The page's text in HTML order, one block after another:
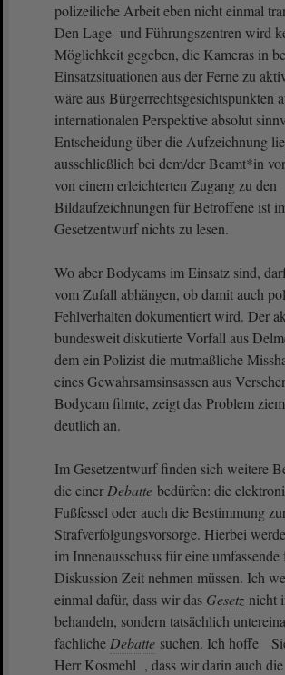
polizeiliche Arbeit eben nicht einmal
Den Lage- und Führungszentren wird
Möglichkeit gegeben, die Kameras in
Einsatzsituationen aus der Ferne zu
wäre aus Bürgerrechtsgesichtspunkten
internationalen Perspektive absolut
Entscheidung über die Aufzeichnung
ausschließlich bei dem/der Beamt*in
von einem erleichterten Zugang zu den
Bildaufzeichnungen für Betroffene ist
Gesetzentwurf nichts zu lesen.
Wo aber Bodycams im Einsatz sind,
vom Zufall abhängen, ob damit auch
Fehlverhalten dokumentiert wird. Der
bundesweit diskutierte Vorfall aus
dem ein Polizist die mutmaßliche
eines Gewahrsamsinsassen aus
Bodycam filmte, zeigt das Problem
deutlich an.
Im Gesetzentwurf finden sich weitere
die einer Debatte bedürfen: die
Fußfessel oder auch die Bestimmung
Strafverfolgungsvorsorge. Hierbei
im Innenausschuss für eine
Diskussion Zeit nehmen müssen. Ich
einmal dafür, dass wir das Gesetz nicht
behandeln, sondern tatsächlich
fachliche Debatte suchen. Ich hoffe
Herr Kosmehl , dass wir darin auch die